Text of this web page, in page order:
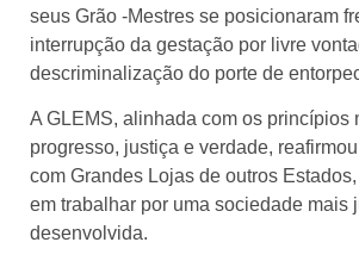
seus Grão -Mestres se posicionaram
interrupção da gestação por livre
descriminalização do porte de
A GLEMS, alinhada com os princípios
progresso, justiça e verdade,
com Grandes Lojas de outros
em trabalhar por uma sociedade mais
desenvolvida.